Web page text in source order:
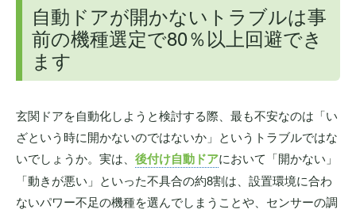
自動ドアが開かないトラブルは事
前の機種選定で80％以上回避でき
ます
玄関ドアを自動化しようと検討する際、最も不安なのは「い
ざという時に開かないのではないか」というトラブルではな
いでしょうか。実は、 後付け自動ドアにおいて「開かない」
「動きが悪い」といった不具合の約8割は、設置環境に合わ
ないパワー不足の機種を選んでしまうことや、センサーの調